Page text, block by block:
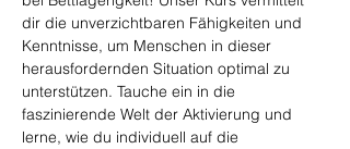
dir die unverzichtbaren Fähigkeiten und
Kenntnisse, um Menschen in dieser
herausfordernden Situation optimal zu
unterstützen. Tauche ein in die
faszinierende Welt der Aktivierung und
lerne, wie du individuell auf die